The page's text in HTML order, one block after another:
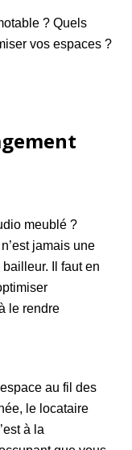
? Quels
vos espaces ?
meublé ?
jamais une
Il faut en
le rendre
au fil des
le locataire
à la